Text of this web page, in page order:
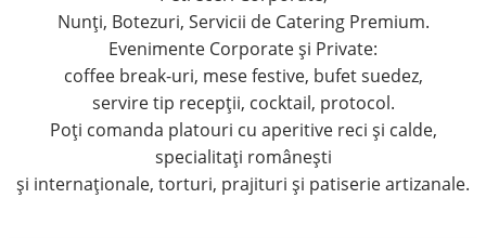
Nunți, Botezuri, Servicii de Catering Premium.
Evenimente Corporate și Private:
coffee break-uri, mese festive, bufet suedez,
servire tip recepții, cocktail, protocol.
Poți comanda platouri cu aperitive reci și calde,
specialitați românești
și internaționale, torturi, prajituri și patiserie artizanale.